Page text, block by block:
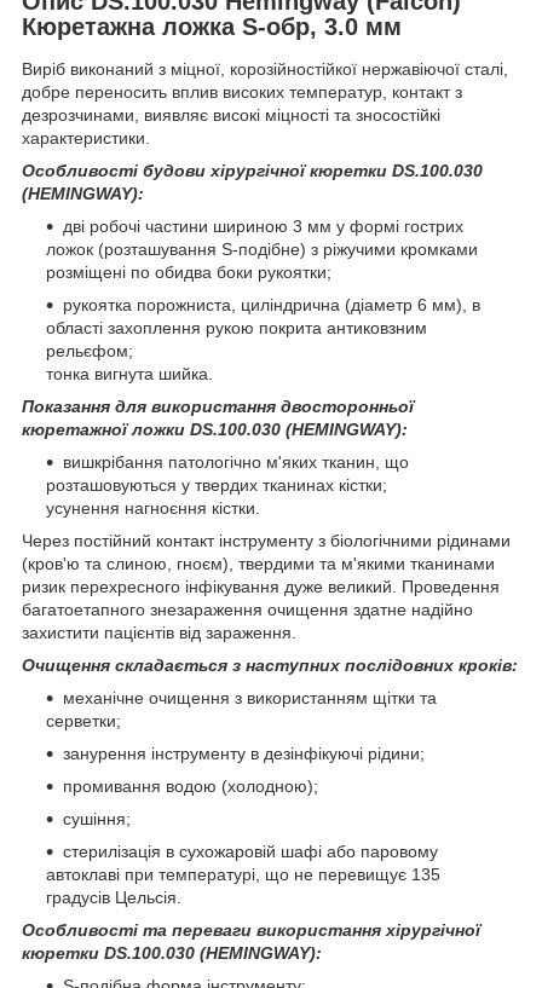
Кюретажна ложка S-обр, 3.0 мм
Виріб виконаний з міцної, корозійностійкої нержавіючої сталі,
добре переносить вплив високих температур, контакт з
дезрозчинами, виявляє високі міцності та зносостійкі
характеристики.
Особливості будови хірургічної кюретки DS.100.030
(HEMINGWAY):
дві робочі частини шириною 3 мм у формі гострих
ложок (розташування S-подібне) з ріжучими кромками
розміщені по обидва боки рукоятки;
рукоятка порожниста, циліндрична (діаметр 6 мм), в
області захоплення рукою покрита антиковзним
рельєфом;
тонка вигнута шийка.
Показання для використання двосторонньої
кюретажної ложки DS.100.030 (HEMINGWAY):
вишкрібання патологічно м'яких тканин, що
розташовуються у твердих тканинах кістки;
усунення нагноєння кістки.
Через постійний контакт інструменту з біологічними рідинами
(кров'ю та слиною, гноєм), твердими та м'якими тканинами
ризик перехресного інфікування дуже великий. Проведення
багатоетапного знезараження очищення здатне надійно
захистити пацієнтів від зараження.
Очищення складається з наступних послідовних кроків:
механічне очищення з використанням щітки та
серветки;
занурення інструменту в дезінфікуючі рідини;
промивання водою (холодною);
сушіння;
стерилізація в сухожаровій шафі або паровому
автоклаві при температурі, що не перевищує 135
градусів Цельсія.
Особливості та переваги використання хірургічної
кюретки DS.100.030 (HEMINGWAY):